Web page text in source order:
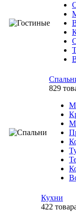
829
Кухни
422